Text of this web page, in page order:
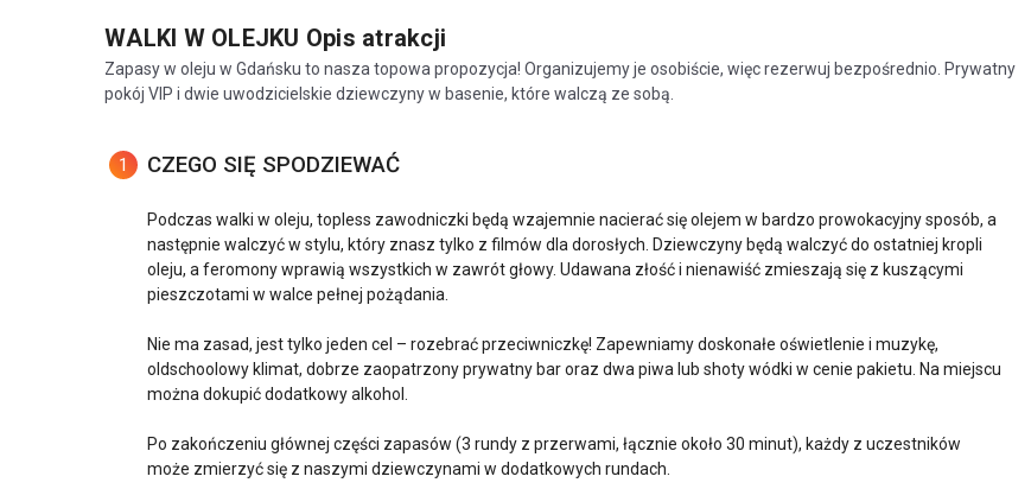
WALKI W OLEJKU Opis atrakcji
Zapasy w oleju w Gdańsku to nasza topowa propozycja! Organizujemy je osobiście, więc rezerwuj bezpośrednio. Prywatny
pokój VIP i dwie uwodzicielskie dziewczyny w basenie, które walczą ze sobą.
1 CZEGO SIĘ SPODZIEWAĆ
Podczas walki w oleju, topless zawodniczki będą wzajemnie nacierać się olejem w bardzo prowokacyjny sposób, a
następnie walczyć w stylu, który znasz tylko z filmów dla dorosłych. Dziewczyny będą walczyć do ostatniej kropli
oleju, a feromony wprawią wszystkich w zawrót głowy. Udawana złość i nienawiść zmieszają się z kuszącymi
pieszczotami w walce pełnej pożądania.
Nie ma zasad, jest tylko jeden cel – rozebrać przeciwniczkę! Zapewniamy doskonałe oświetlenie i muzykę,
oldschoolowy klimat, dobrze zaopatrzony prywatny bar oraz dwa piwa lub shoty wódki w cenie pakietu. Na miejscu
można dokupić dodatkowy alkohol.
Po zakończeniu głównej części zapasów (3 rundy z przerwami, łącznie około 30 minut), każdy z uczestników
może zmierzyć się z naszymi dziewczynami w dodatkowych rundach.